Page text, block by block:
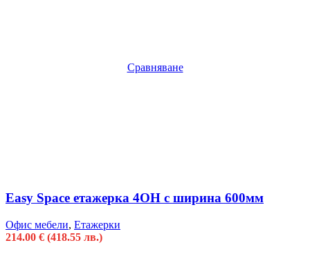
Сравняване
Easy Space етажерка 4OH с ширина 600мм
Офис мебели, Етажерки
214.00 € (418.55 лв.)